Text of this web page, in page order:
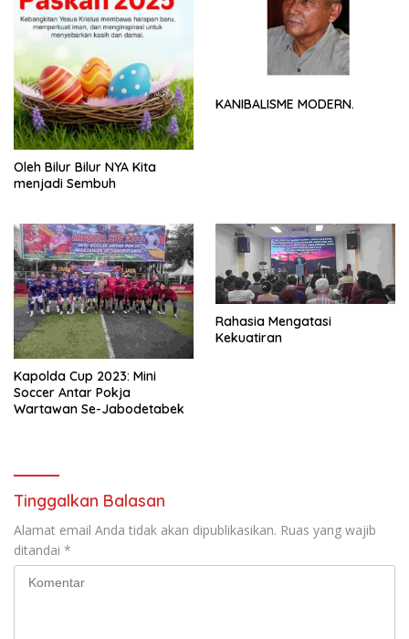
Oleh Bilur Bilur NYA Kita
menjadi Sembuh
KANIBALISME MODERN.
Kapolda Cup 2023: Mini
Soccer Antar Pokja
Wartawan Se-Jabodetabek
Rahasia Mengatasi
Kekuatiran
Tinggalkan Balasan
Alamat email Anda tidak akan dipublikasikan. Ruas yang wajib
ditandai *